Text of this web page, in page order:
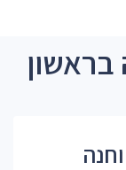
בראשון